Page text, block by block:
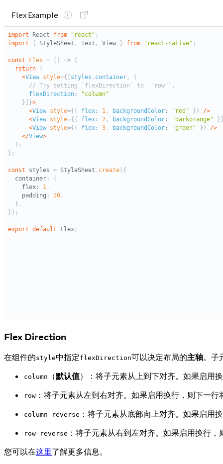
Flex Direction
在组件的style中指定flexDirection可以决定布局的主轴。子
column （默认值）：将子元素从上到下对齐。如果启用
row ：将子元素从左到右对齐。如果启用换行，则下一
column-reverse ：将子元素从底部向上对齐。如果启用
row-reverse ：将子元素从右到左对齐。如果启用换行
您可以在这里了解更多信息。